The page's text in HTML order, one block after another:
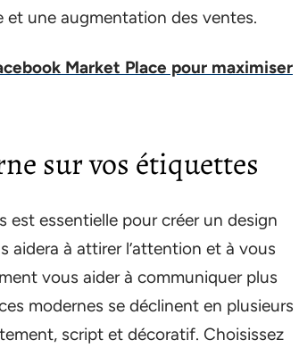
et une augmentation des ventes.
Market Place pour maximiser
sur vos étiquettes
est essentielle pour créer un design
aidera à attirer l’attention et à vous
vous aider à communiquer plus
modernes se déclinent en plusieurs
script et décoratif. Choisissez